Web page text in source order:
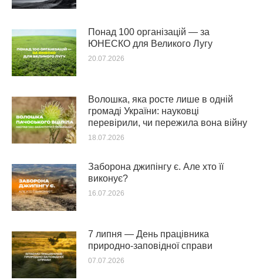
Понад 100 організацій — за
ЮНЕСКО для Великого Лугу
20.07.2026
Волошка, яка росте лише в одній
громаді України: науковці
перевірили, чи пережила вона війну
18.07.2026
Заборона джипінгу є. Але хто її
виконує?
16.07.2026
7 липня — День працівника
природно-заповідної справи
07.07.2026